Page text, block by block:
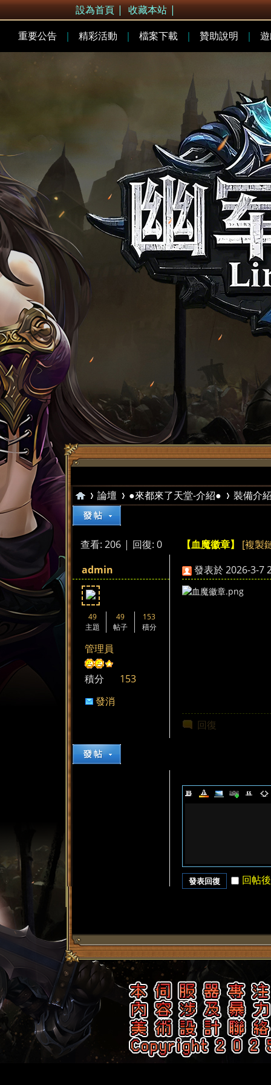
設為首頁 | 收藏本站 |
來
都
天
»
論壇
›
●來都來了天堂-介紹●
›
裝備介
查看: 206 | 回復: 0 【血魔徽章】
[複製
admin
49
主題
49
帖子
153
積分
管理員
積分
153
發消
發表於 2026-3-7
回復
發表回復 回帖